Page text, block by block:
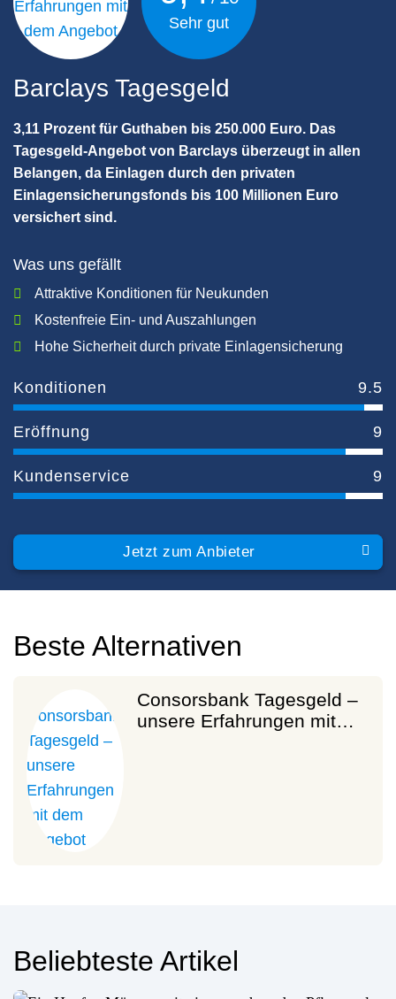
Barclays Tagesgeld
3,11 Prozent für Guthaben bis 250.000 Euro. Das
Tagesgeld-Angebot von Barclays überzeugt in allen
Belangen, da Einlagen durch den privaten
Einlagensicherungsfonds bis 100 Millionen Euro
versichert sind.
Was uns gefällt
Attraktive Konditionen für Neukunden
Kostenfreie Ein- und Auszahlungen
Hohe Sicherheit durch private Einlagensicherung
Konditionen 9.5
Eröffnung 9
Kundenservice 9
Sehr gut
Jetzt zum Anbieter
Beste Alternativen
Consorsbank Tagesgeld –
unsere Erfahrungen mit…
Beliebteste Artikel